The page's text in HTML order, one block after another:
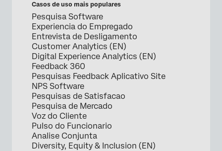
Casos de uso mais populares
Pesquisa Software
Experiencia do Empregado
Entrevista de Desligamento
Customer Analytics (EN)
Digital Experience Analytics (EN)
Feedback 360
Pesquisas Feedback Aplicativo Site
NPS Software
Pesquisas de Satisfacao
Pesquisa de Mercado
Voz do Cliente
Pulso do Funcionario
Analise Conjunta
Diversity, Equity & Inclusion (EN)